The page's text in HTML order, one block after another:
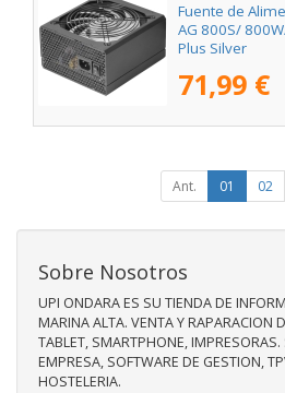
Fuente de
AG 800S/
Plus Silver
71,99 €
Ant. 01 02
Sobre Nosotros
UPI ONDARA ES SU TIENDA DE
MARINA ALTA. VENTA Y RAPARACION
TABLET, SMARTPHONE, IMPRESORAS.
EMPRESA, SOFTWARE DE GESTION,
HOSTELERIA.